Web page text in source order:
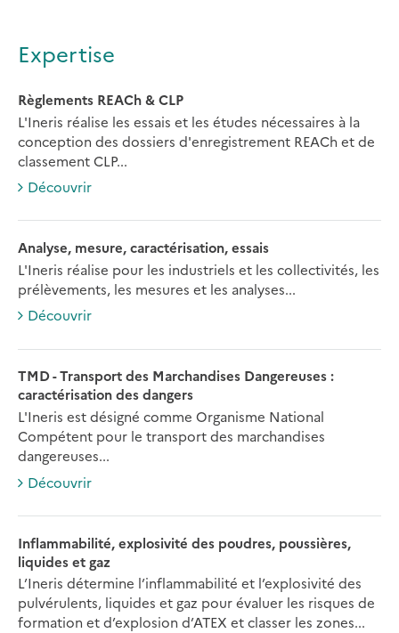
Expertise
Règlements REACh & CLP
L'Ineris réalise les essais et les études nécessaires à la
conception des dossiers d'enregistrement REACh et de
classement CLP...
Découvrir
Analyse, mesure, caractérisation, essais
L'Ineris réalise pour les industriels et les collectivités, les
prélèvements, les mesures et les analyses...
Découvrir
TMD - Transport des Marchandises Dangereuses :
caractérisation des dangers
L'Ineris est désigné comme Organisme National
Compétent pour le transport des marchandises
dangereuses...
Découvrir
Inflammabilité, explosivité des poudres, poussières,
liquides et gaz
L’Ineris détermine l’inflammabilité et l’explosivité des
pulvérulents, liquides et gaz pour évaluer les risques de
formation et d’explosion d’ATEX et classer les zones...